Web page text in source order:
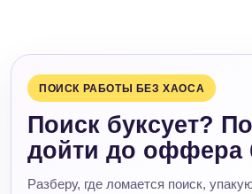
ПОИСК РАБОТЫ БЕЗ ХАОСА
Поиск буксует?
дойти до оффера
Разберу, где ломается поиск,